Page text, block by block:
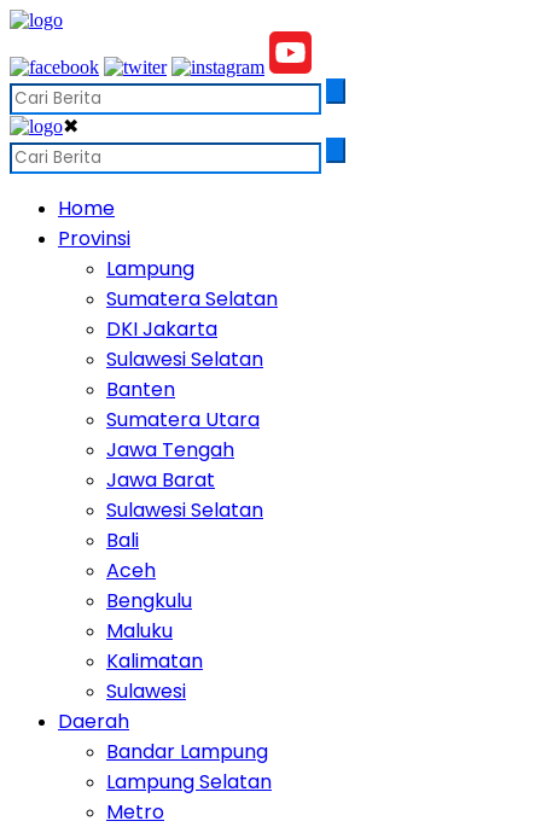
✖
Home
Provinsi
Lampung
Sumatera Selatan
DKI Jakarta
Sulawesi Selatan
Banten
Sumatera Utara
Jawa Tengah
Jawa Barat
Sulawesi Selatan
Bali
Aceh
Bengkulu
Maluku
Kalimatan
Sulawesi
Daerah
Bandar Lampung
Lampung Selatan
Metro